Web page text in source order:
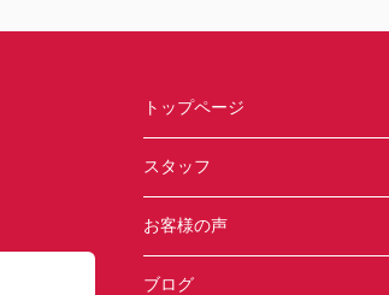
トップページ
スタッフ
お客様の声
ブログ